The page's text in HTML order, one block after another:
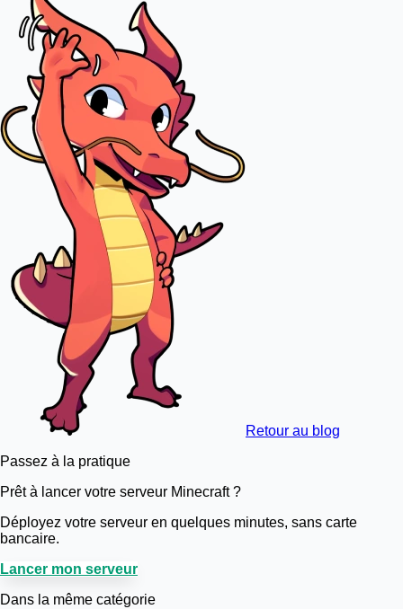
Retour au blog
Passez à la pratique
Prêt à lancer votre serveur Minecraft ?
Déployez votre serveur en quelques minutes, sans carte
bancaire.
Lancer mon serveur
Dans la même catégorie